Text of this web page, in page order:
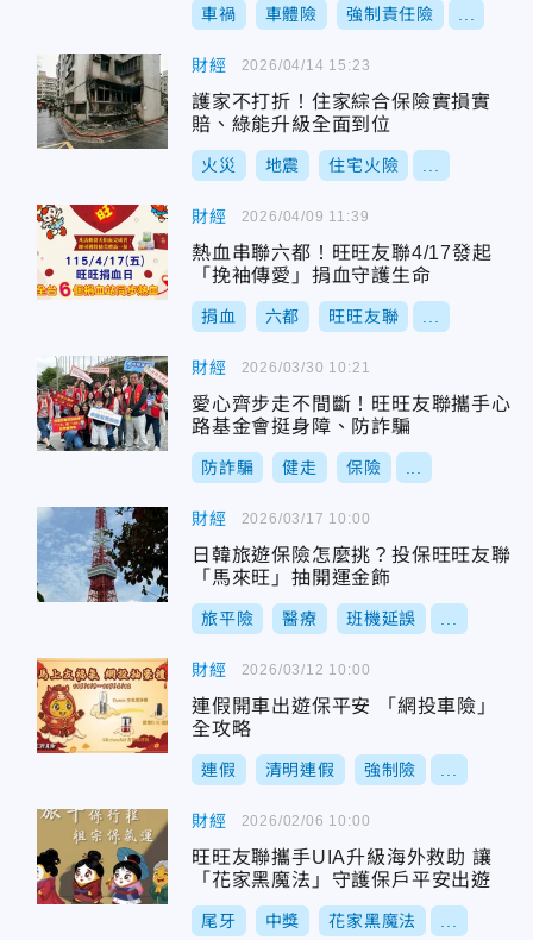
車禍 車體險 強制責任險
財經
護家不打折！住家綜合保險實損實
賠、綠能升級全面到位
火災 地震 住宅火險
2026/04/14 15:23
財經
熱血串聯六都！旺旺友聯4/17發起
「挽袖傳愛」捐血守護生命
捐血 六都 旺旺友聯
2026/04/09 11:39
財經
愛心齊步走不間斷！旺旺友聯攜手心
路基金會挺身障、防詐騙
防詐騙 健走 保險
2026/03/30 10:21
財經
日韓旅遊保險怎麼挑？投保旺旺友聯
「馬來旺」抽開運金飾
旅平險 醫療 班機延誤
2026/03/17 10:00
財經
連假開車出遊保平安 「網投車險」
全攻略
連假 清明連假 強制險
2026/03/12 10:00
財經
旺旺友聯攜手UIA升級海外救助 讓
「花家黑魔法」守護保戶平安出遊
尾牙 中獎 花家黑魔法
2026/02/06 10:00